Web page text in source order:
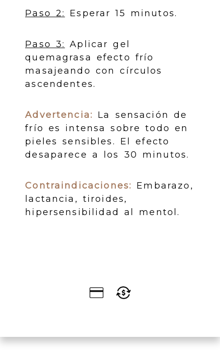
Paso 2: Esperar 15 minutos.
Paso 3: Aplicar gel
quemagrasa efecto frío
masajeando con círculos
ascendentes.
Advertencia: La sensación de
frío es intensa sobre todo en
pieles sensibles. El efecto
desaparece a los 30 minutos.
Contraindicaciones: Embarazo,
lactancia, tiroides,
hipersensibilidad al mentol.